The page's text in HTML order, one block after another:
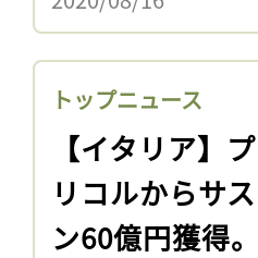
トップニュース
【イタリア】
リコルからサ
ン60億円獲得